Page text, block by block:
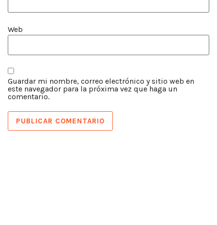
Web
Guardar mi nombre, correo electrónico y sitio web en
este navegador para la próxima vez que haga un
comentario.